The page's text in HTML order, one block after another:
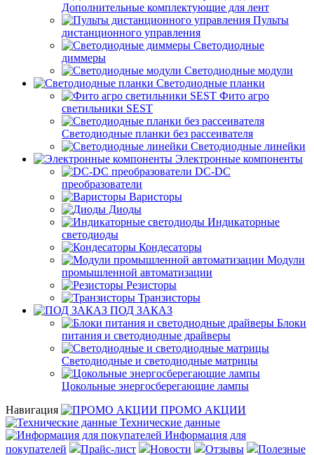
Дополнительные комплектующие для лент
Пульты
дистанционного управления
Светодиодные
диммеры
Светодиодные модули
Светодиодные планки
Фито агро
светильники SEST
Светодиодные планки без рассеивателя
Светодиодные линейки
Электронные компоненты
DC-DC
преобразователи
Варисторы
Диоды
Индикаторные
светодиоды
Кондесаторы
Модули
промышленной автоматизации
Резисторы
Транзисторы
ПОД ЗАКАЗ
Блоки
питания и светодиодные драйверы
Светодиодные и светодиодные матрицы
Цокольные энергосберегающие лампы
Навигация
ПРОМО АКЦИИ
Технические данные
Информация для
покупателей
Прайс-лист Новости Отзывы Полезные